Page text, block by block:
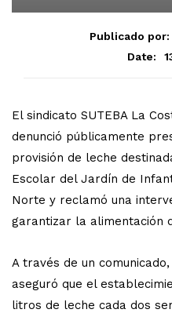
Publicado por:
Date:
El sindicato SUTEBA La
denunció públicamente
provisión de leche
Escolar del Jardín de
Norte y reclamó una
garantizar la alimentación
A través de un
aseguró que el
litros de leche cada dos